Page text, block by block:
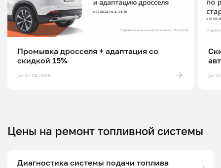
Промывка дросселя + адаптация со
скидкой 15%
до 31.08.2026 до
Цены на ремонт топливной системы
Диагностика системы подачи топлива